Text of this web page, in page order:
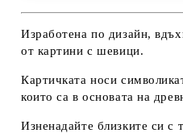
Изработена по дизайн,
от картини с шевици.
Картичката носи
които са в основата на
Изненадайте близките си с